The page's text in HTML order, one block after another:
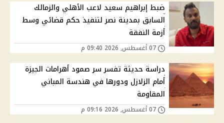
ضبط إبراهيم سعيد لاعب الأهلي والزمالك
السابق بمدينة نصر لتنفيذ حكم قضائي وسط
أزمة النفقة
دراسة حديثة تفسر سر صمود أهرامات الجيزة
أمام الزلازل ودورها في هندسة المباني
المقاومة